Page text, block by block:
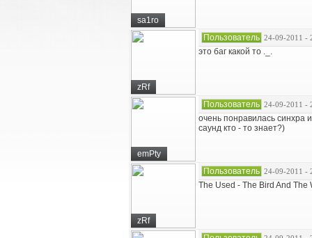
sa1ro
zRf
Пользователь 24-09-2011 -
это баг какой то ._.
emPty
Пользователь 24-09-2011 -
очень понравилась синхра
саунд кто - то знает?)
zRf
Пользователь 24-09-2011 -
The Used - The Bird And The